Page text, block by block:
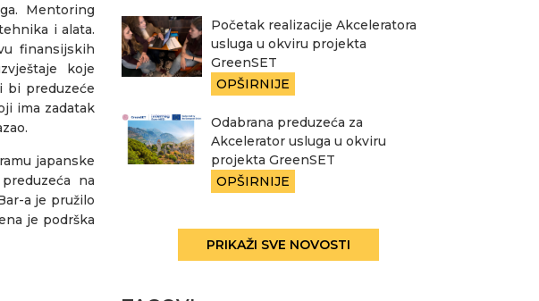
Mentoring
i alata.
finansijskih
koje
bi preduzeće
ima zadatak
japanske
na
a je pružilo
je podrška
Početak realizacije Akceleratora
usluga u okviru projekta
GreenSET
OPŠIRNIJE
Odabrana preduzeća za
Akcelerator usluga u okviru
projekta GreenSET
OPŠIRNIJE
PRIKAŽI SVE NOVOSTI